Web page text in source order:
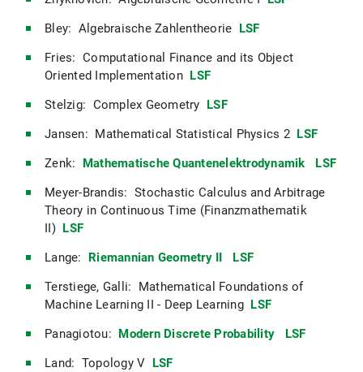
Bley: Algebraische Zahlentheorie LSF
Fries: Computational Finance and its Object
Oriented Implementation LSF
Stelzig: Complex Geometry LSF
Jansen: Mathematical Statistical Physics 2 LSF
Zenk: Mathematische Quantenelektrodynamik
LSF
Meyer-Brandis: Stochastic Calculus and Arbitrage
Theory in Continuous Time (Finanzmathematik
II) LSF
Lange: Riemannian Geometry II
LSF
Terstiege, Galli: Mathematical Foundations of
Machine Learning II - Deep Learning LSF
Panagiotou: Modern Discrete Probability
LSF
Land: Topology V LSF